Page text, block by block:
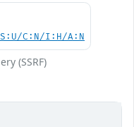
C:N/I:H/A:N
(SSRF)